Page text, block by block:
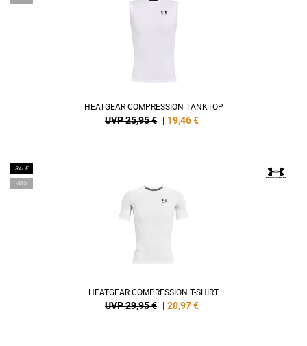
HEATGEAR COMPRESSION TANKTOP
UVP 25,95 € | 19,46€
SALE
-30%
HEATGEAR COMPRESSION T-SHIRT
UVP 29,95 € | 20,97€